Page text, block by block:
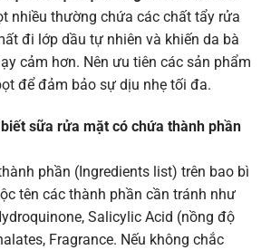
nhiều thường chứa các chất tẩy rửa
đi lớp dầu tự nhiên và khiến da bà
cảm hơn. Nên ưu tiên các sản phẩm
để đảm bảo sự dịu nhẹ tối đa.
sữa rửa mặt có chứa thành phần
phần (Ingredients list) trên bao bì
tên các thành phần cần tránh như
Salicylic Acid (nồng độ
Fragrance. Nếu không chắc